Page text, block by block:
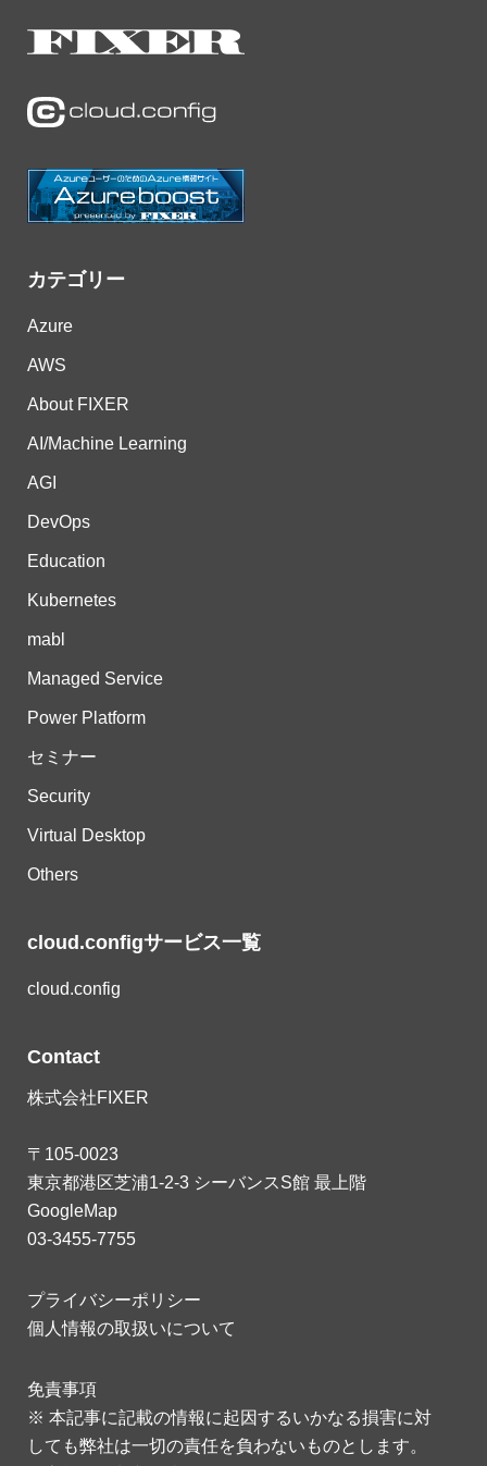
カテゴリー
Azure
AWS
About FIXER
AI/Machine Learning
AGI
DevOps
Education
Kubernetes
mabl
Managed Service
Power Platform
セミナー
Security
Virtual Desktop
Others
cloud.configサービス一覧
cloud.config
Contact
株式会社FIXER
〒105-0023
東京都港区芝浦1-2-3 シーバンスS館 最上階
GoogleMap
03-3455-7755
プライバシーポリシー
個人情報の取扱いについて
免責事項
※ 本記事に記載の情報に起因するいかなる損害に対
しても弊社は一切の責任を負わないものとします。